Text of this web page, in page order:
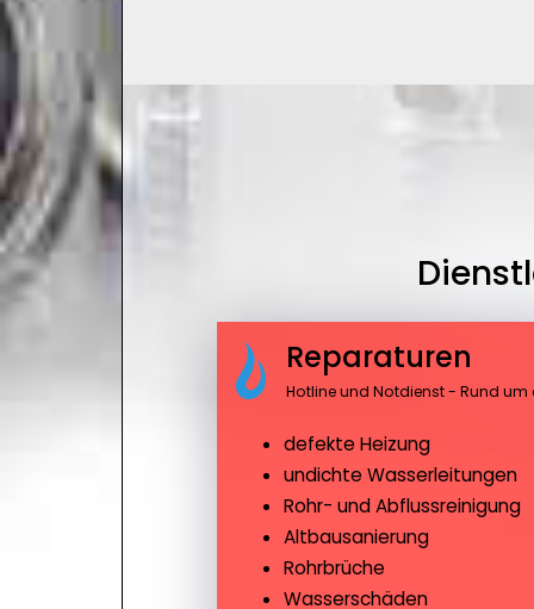
Reparaturen
Hotline und Notdienst - Rund um
defekte Heizung
undichte Wasserleitungen
Rohr- und Abflussreinigung
Altbausanierung
Rohrbrüche
Wasserschäden